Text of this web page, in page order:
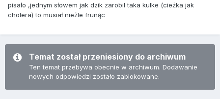
pisało ,jednym słowem jak dzik zarobil taka kulke (cieżka jak
cholera) to musiał nieżle frunąc
Temat został przeniesiony do archiwum
Ten temat przebywa obecnie w archiwum. Dodawanie
nowych odpowiedzi zostało zablokowane.